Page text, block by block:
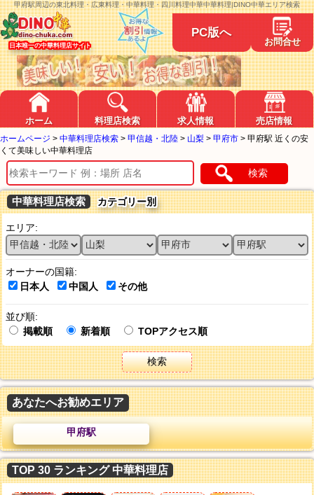
甲府駅周辺の東北料理・広東料理・中華料理・四川料理中華中華料理|DINO中華エリア検索
日本唯一の中華料理店サイト
PC版へ
お問合せ
ホーム 料理店検索 求人情報 売店情報
ホームページ > 中華料理店検索 > 甲信越・北陸 > 山梨 > 甲府市 > 甲府駅 近くの安
くて美味しい中華料理店
検索
中華料理店検索 カテゴリー別
エリア:
オーナーの国籍:
日本人
中国人 その他
並び順:
掲載順
新着順 TOPアクセス順
検索
あなたへお勧めエリア
甲府駅
TOP 30 ランキング 中華料理店